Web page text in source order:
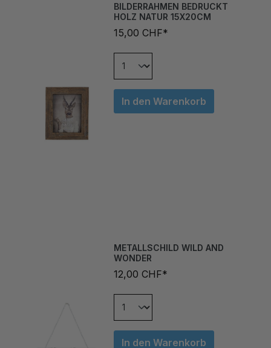
BILDERRAHMEN BEDRUCKT
HOLZ NATUR 15X20CM
15,00 CHF*
In den Warenkorb
METALLSCHILD WILD AND
WONDER
12,00 CHF*
In den Warenkorb